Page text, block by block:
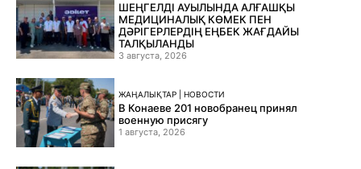
ШЕҢГЕЛДІ АУЫЛЫНДА АЛҒАШҚЫ
МЕДИЦИНАЛЫҚ КӨМЕК ПЕН
ДӘРІГЕРЛЕРДІҢ ЕҢБЕК ЖАҒДАЙЫ
ТАЛҚЫЛАНДЫ
3 августа, 2026
ЖАҢАЛЫҚТАР | НОВОСТИ
В Конаеве 201 новобранец принял
военную присягу
1 августа, 2026